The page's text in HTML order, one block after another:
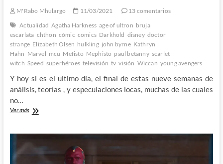
M'Rabo Mhulargo 11/03/2021
13 comentarios
Actualidad Agatha Harkness age of ultron bruja
escarlata chthon cómic comics Darkhold disney doctor
strange Elizabeth Olsen hulkling john byrne Kathryn
Hahn Marvel mcu Mefisto Mephisto paul betanny scarlet
witch Speed superhéroes televisión tv visión Wiccan young avengers
Y hoy si es el ultimo día, el final de estas nueve semanas de
análisis, teorías , y especulaciones locas, muchas de las cuales
no…
Ver másAnalizando
último
Episodio